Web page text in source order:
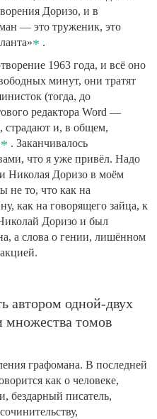
Доризо, и в
— это труженик, это
.
1963 года, и всё оно
минут, они тратят
(тогда, до
редактора Word —
страдают и, в общем,
. Заканчивалось
что я уже привёл. Надо
Николая Доризо в моём
не то, что как на
как на говорящего зайца, к
Доризо и был
а слова о гении, лишённом
автором одной-двух
множества томов
графомана. В последней
как о человеке,
бездарный писатель,